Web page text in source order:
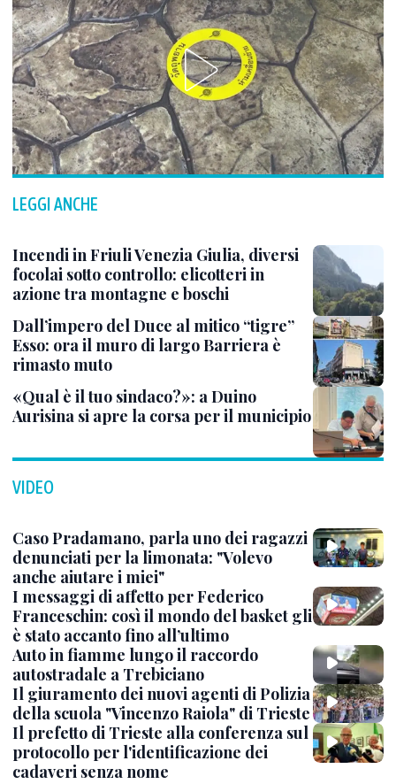
LEGGI ANCHE
Incendi in Friuli Venezia Giulia, diversi
focolai sotto controllo: elicotteri in
azione tra montagne e boschi
Dall’impero del Duce al mitico “tigre”
Esso: ora il muro di largo Barriera è
rimasto muto
«Qual è il tuo sindaco?»: a Duino
Aurisina si apre la corsa per il municipio
VIDEO
Caso Pradamano, parla uno dei ragazzi
denunciati per la limonata: "Volevo
anche aiutare i miei"
I messaggi di affetto per Federico
Franceschin: così il mondo del basket gli
è stato accanto fino all’ultimo
Auto in fiamme lungo il raccordo
autostradale a Trebiciano
Il giuramento dei nuovi agenti di Polizia
della scuola "Vincenzo Raiola" di Trieste
Il prefetto di Trieste alla conferenza sul
protocollo per l'identificazione dei
cadaveri senza nome